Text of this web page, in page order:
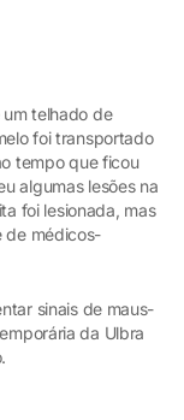
telhado de
foi transportado
tempo que ficou
algumas lesões na
foi lesionada, mas
de médicos-
sinais de maus-
da Ulbra